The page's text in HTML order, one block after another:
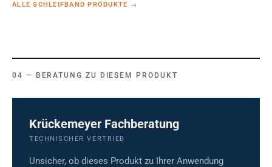
ALLE SCHLEIFBAND PRODUKTE →
BERATUNG ZU DIESEM PRODUKT
Krückemeyer Fachberatung
TECHNISCHER VERTRIEB
Unsicher, ob dieses Produkt zu Ihrer Anwendung